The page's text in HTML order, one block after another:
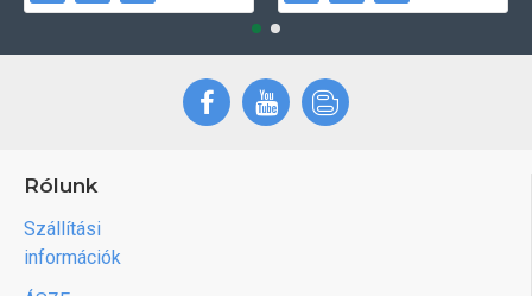
Rólunk
Szállítási
információk